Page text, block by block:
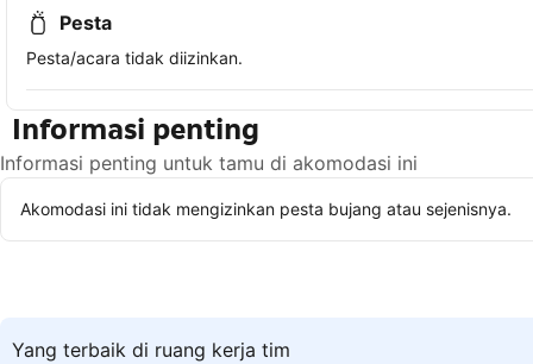
Pesta
Pesta/acara tidak diizinkan.
Informasi penting
Informasi penting untuk tamu di akomodasi ini
Akomodasi ini tidak mengizinkan pesta bujang atau sejenisnya.
Yang terbaik di ruang kerja tim